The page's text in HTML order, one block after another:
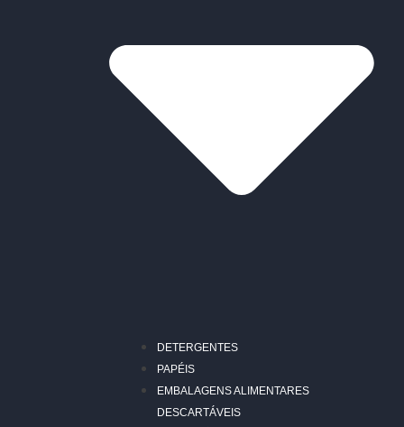
DETERGENTES
PAPÉIS
EMBALAGENS ALIMENTARES
DESCARTÁVEIS